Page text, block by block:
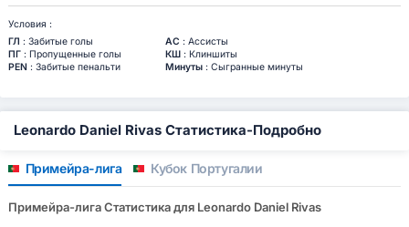
Условия :
ГЛ : Забитые голы АС : Ассисты
ПГ: Пропущенные голы КШ: Клиншиты
PEN : Забитые пенальти Минуты: Сыгранные минуты
Leonardo Daniel Rivas Статистика-Подробно
Примейра-лига Кубок Португалии
Примейра-лига Статистика для Leonardo Daniel Rivas